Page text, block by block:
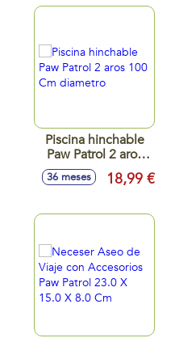
Piscina hinchable
Paw Patrol 2 aros
100 Cm diametro
36 meses 18,99 €